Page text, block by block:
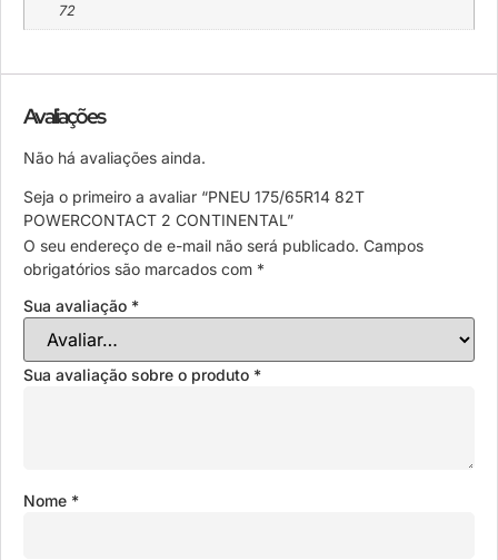
72
Avaliações
Não há avaliações ainda.
Seja o primeiro a avaliar “PNEU 175/65R14 82T
POWERCONTACT 2 CONTINENTAL”
O seu endereço de e-mail não será publicado. Campos
obrigatórios são marcados com *
Sua avaliação *
Sua avaliação sobre o produto *
Nome *